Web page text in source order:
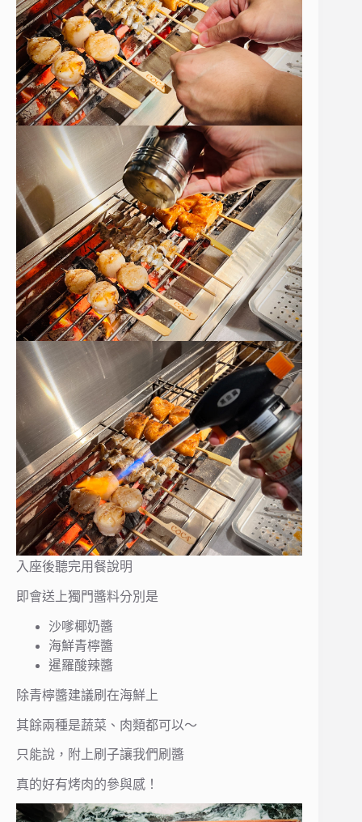
入座後聽完用餐說明
即會送上獨門醬料分別是
沙嗲椰奶醬
海鮮青檸醬
暹羅酸辣醬
除青檸醬建議刷在海鮮上
其餘兩種是蔬菜、肉類都可以～
只能說，附上刷子讓我們刷醬
真的好有烤肉的參與感！